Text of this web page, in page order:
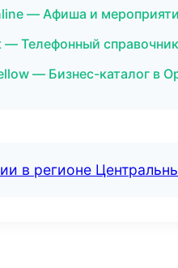
— Афиша и
Телефонный
— Бизнес-каталог в
в регионе